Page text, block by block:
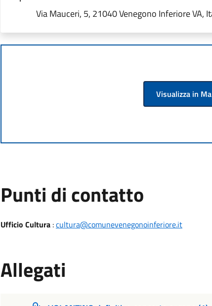
Via Mauceri, 5, 21040 Venegono Inferiore VA,
Visualizza in
Punti di contatto
Ufficio Cultura:cultura@comunevenegonoinferiore.it
Allegati